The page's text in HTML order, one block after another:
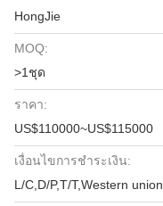
HongJie
MOQ:
>1ชุด
ราคา:
US$110000~US$115000
เงื่อนไขการชำระเงิน:
L/C,D/P,T/T,Western union